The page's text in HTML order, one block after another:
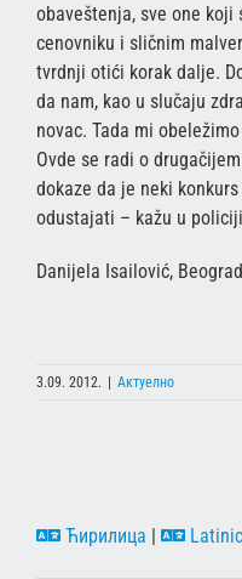
obaveštenja, sve one
cenovniku i sličnim
tvrdnji otići korak dalje.
da nam, kao u slučaju
novac. Tada mi
Ovde se radi o
dokaze da je neki
odustajati – kažu u
Danijela Isailović, Beograd
3.09. 2012. | Актуелно
Ћирилица |